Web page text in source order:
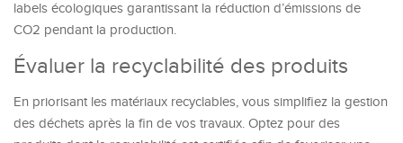
labels écologiques garantissant la réduction d’émissions de
CO2 pendant la production.
Évaluer la recyclabilité des produits
En priorisant les matériaux recyclables, vous simplifiez la gestion
des déchets après la fin de vos travaux. Optez pour des